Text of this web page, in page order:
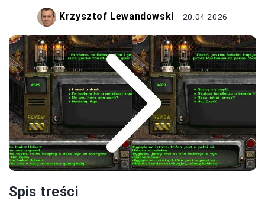
Krzysztof Lewandowski 20.04.2026
Spis treści